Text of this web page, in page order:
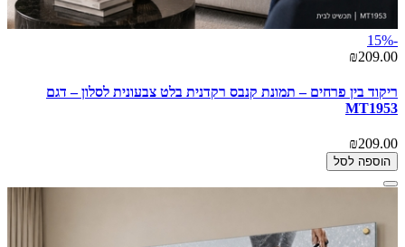
-15%
₪209.00
ריקוד בין פרחים – תמונת קנבס רקדנית בלט צבעונית לסלון – דגם
MT1953
₪209.00
הוספה לסל